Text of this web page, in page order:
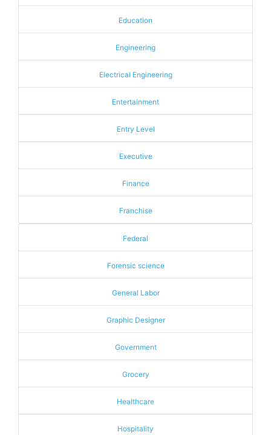
Education
Engineering
Electrical Engineering
Entertainment
Entry Level
Executive
Finance
Franchise
Federal
Forensic science
General Labor
Graphic Designer
Government
Grocery
Healthcare
Hospitality